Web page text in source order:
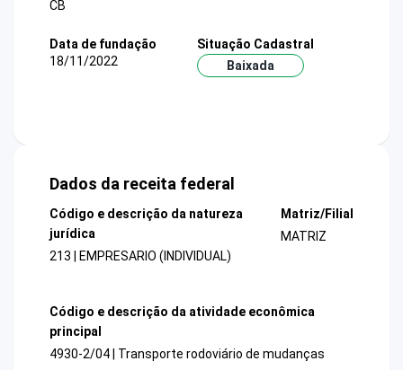
CB
Data de fundação
18/11/2022
Situação Cadastral
Baixada
Dados da receita federal
Código e descrição da natureza
jurídica
213 | EMPRESARIO (INDIVIDUAL)
Matriz/Filial
MATRIZ
Código e descrição da atividade econômica
principal
4930-2/04 | Transporte rodoviário de mudanças